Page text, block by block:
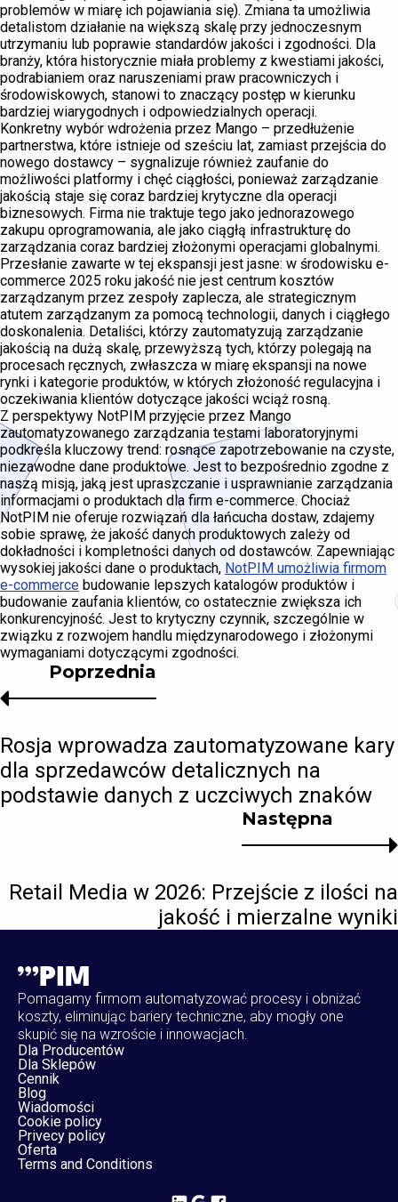
problemów w miarę ich pojawiania się). Zmiana ta umożliwia
detalistom działanie na większą skalę przy jednoczesnym
utrzymaniu lub poprawie standardów jakości i zgodności. Dla
branży, która historycznie miała problemy z kwestiami jakości,
podrabianiem oraz naruszeniami praw pracowniczych i
środowiskowych, stanowi to znaczący postęp w kierunku
bardziej wiarygodnych i odpowiedzialnych operacji.
Konkretny wybór wdrożenia przez Mango – przedłużenie
partnerstwa, które istnieje od sześciu lat, zamiast przejścia do
nowego dostawcy – sygnalizuje również zaufanie do
możliwości platformy i chęć ciągłości, ponieważ zarządzanie
jakością staje się coraz bardziej krytyczne dla operacji
biznesowych. Firma nie traktuje tego jako jednorazowego
zakupu oprogramowania, ale jako ciągłą infrastrukturę do
zarządzania coraz bardziej złożonymi operacjami globalnymi.
Przesłanie zawarte w tej ekspansji jest jasne: w środowisku e-
commerce 2025 roku jakość nie jest centrum kosztów
zarządzanym przez zespoły zaplecza, ale strategicznym
atutem zarządzanym za pomocą technologii, danych i ciągłego
doskonalenia. Detaliści, którzy zautomatyzują zarządzanie
jakością na dużą skalę, przewyższą tych, którzy polegają na
procesach ręcznych, zwłaszcza w miarę ekspansji na nowe
rynki i kategorie produktów, w których złożoność regulacyjna i
oczekiwania klientów dotyczące jakości wciąż rosną.
Z perspektywy NotPIM przyjęcie przez Mango
zautomatyzowanego zarządzania testami laboratoryjnymi
podkreśla kluczowy trend: rosnące zapotrzebowanie na czyste,
niezawodne dane produktowe. Jest to bezpośrednio zgodne z
naszą misją, jaką jest upraszczanie i usprawnianie zarządzania
informacjami o produktach dla firm e-commerce. Chociaż
NotPIM nie oferuje rozwiązań dla łańcucha dostaw, zdajemy
sobie sprawę, że jakość danych produktowych zależy od
dokładności i kompletności danych od dostawców. Zapewniając
wysokiej jakości dane o produktach, NotPIM umożliwia firmom
e-commerce budowanie lepszych katalogów produktów i
budowanie zaufania klientów, co ostatecznie zwiększa ich
konkurencyjność. Jest to krytyczny czynnik, szczególnie w
związku z rozwojem handlu międzynarodowego i złożonymi
wymaganiami dotyczącymi zgodności.
Następna
Retail Media w 2026: Przejście z ilości na
jakość i mierzalne wyniki
Poprzednia
Rosja wprowadza zautomatyzowane kary
dla sprzedawców detalicznych na
podstawie danych z uczciwych znaków
Pomagamy firmom automatyzować procesy i obniżać
koszty, eliminując bariery techniczne, aby mogły one
skupić się na wzroście i innowacjach.
Dla Producentów
Dla Sklepów
Cennik
Blog
Wiadomości
Cookie policy
Privecy policy
Oferta
Terms and Conditions